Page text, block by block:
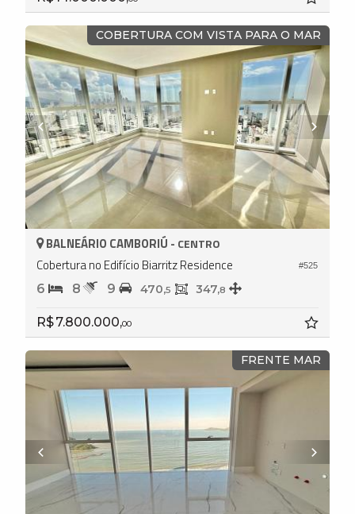
COBERTURA COM VISTA PARA O MAR
#525
BALNEÁRIO CAMBORIÚ - CENTRO
Cobertura no Edifício Biarritz Residence
6 8 9 470,5 347,8
R$ 7.800.000,00
FRENTE MAR